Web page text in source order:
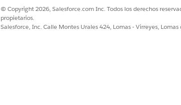
© Copyright 2026, Salesforce.com Inc. Todos los derechos
propietarios.
Salesforce, Inc. Calle Montes Urales 424, Lomas - Virreyes,